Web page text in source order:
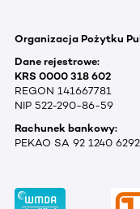
Organizacja Pożytku
Dane rejestrowe:
KRS 0000 318 602
REGON 141667781
NIP 522-290-86-59
Rachunek bankowy:
PEKAO SA 92 1240